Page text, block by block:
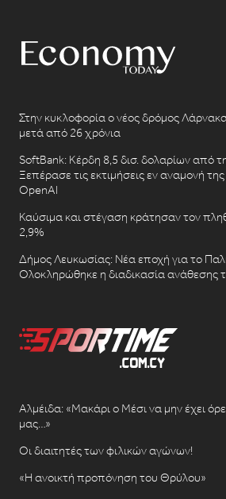
Στην κυκλοφορία ο νέος δρόμος
μετά από 26 χρόνια
SoftBank: Κέρδη 8,5 δισ. δολαρίων από
Ξεπέρασε τις εκτιμήσεις εν αναμονή
OpenAI
Καύσιμα και στέγαση κράτησαν τον
2,9%
Δήμος Λευκωσίας: Νέα εποχή για το
Ολοκληρώθηκε η διαδικασία ανάθεσης
Αλμέιδα: «Μακάρι ο Μέσι να μην έχει
μας…»
Οι διαιτητές των φιλικών αγώνων!
«Η ανοικτή προπόνηση του Θρύλου»